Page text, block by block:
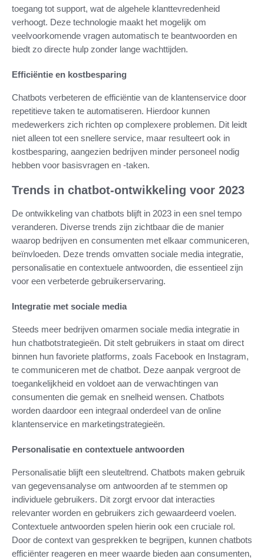
toegang tot support, wat de algehele klanttevredenheid
verhoogt. Deze technologie maakt het mogelijk om
veelvoorkomende vragen automatisch te beantwoorden en
biedt zo directe hulp zonder lange wachttijden.
Efficiëntie en kostbesparing
Chatbots verbeteren de efficiëntie van de klantenservice door
repetitieve taken te automatiseren. Hierdoor kunnen
medewerkers zich richten op complexere problemen. Dit leidt
niet alleen tot een snellere service, maar resulteert ook in
kostbesparing, aangezien bedrijven minder personeel nodig
hebben voor basisvragen en -taken.
Trends in chatbot-ontwikkeling voor 2023
De ontwikkeling van chatbots blijft in 2023 in een snel tempo
veranderen. Diverse trends zijn zichtbaar die de manier
waarop bedrijven en consumenten met elkaar communiceren,
beïnvloeden. Deze trends omvatten sociale media integratie,
personalisatie en contextuele antwoorden, die essentieel zijn
voor een verbeterde gebruikerservaring.
Integratie met sociale media
Steeds meer bedrijven omarmen sociale media integratie in
hun chatbotstrategieën. Dit stelt gebruikers in staat om direct
binnen hun favoriete platforms, zoals Facebook en Instagram,
te communiceren met de chatbot. Deze aanpak vergroot de
toegankelijkheid en voldoet aan de verwachtingen van
consumenten die gemak en snelheid wensen. Chatbots
worden daardoor een integraal onderdeel van de online
klantenservice en marketingstrategieën.
Personalisatie en contextuele antwoorden
Personalisatie blijft een sleuteltrend. Chatbots maken gebruik
van gegevensanalyse om antwoorden af te stemmen op
individuele gebruikers. Dit zorgt ervoor dat interacties
relevanter worden en gebruikers zich gewaardeerd voelen.
Contextuele antwoorden spelen hierin ook een cruciale rol.
Door de context van gesprekken te begrijpen, kunnen chatbots
efficiënter reageren en meer waarde bieden aan consumenten,